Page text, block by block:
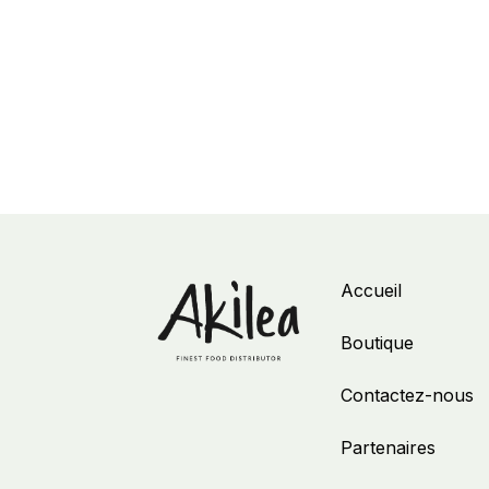
Accueil
Boutique
Contactez-nous
Partenaires